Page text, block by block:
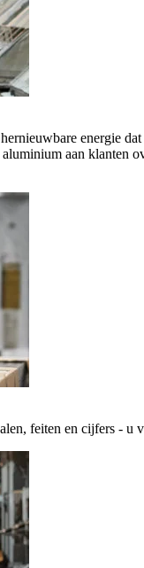
energie
aan klanten
feiten en cijfers - u